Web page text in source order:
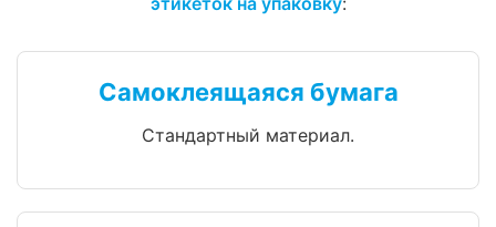
Самоклеящаяся бумага
Стандартный материал.